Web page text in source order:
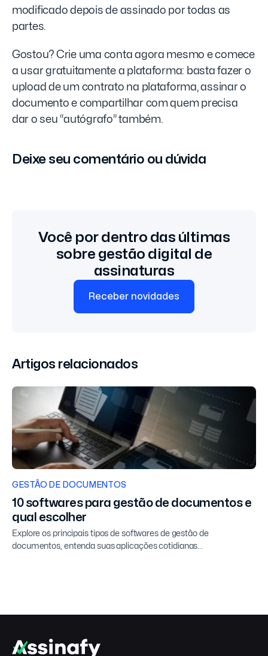
modificado depois de assinado por todas as
partes.
Gostou? Crie uma conta agora mesmo e comece
a usar gratuitamente a plataforma: basta fazer o
upload de um contrato na plataforma, assinar o
documento e compartilhar com quem precisa
dar o seu “autógrafo” também.
Deixe seu comentário ou dúvida
Você por dentro das últimas
sobre gestão digital de
assinaturas
Receber novidades
Artigos relacionados
GESTÃO DE DOCUMENTOS
10 softwares para gestão de documentos e
qual escolher
Explore os principais tipos de softwares de gestão de
documentos, entenda suas aplicações cotidianas...